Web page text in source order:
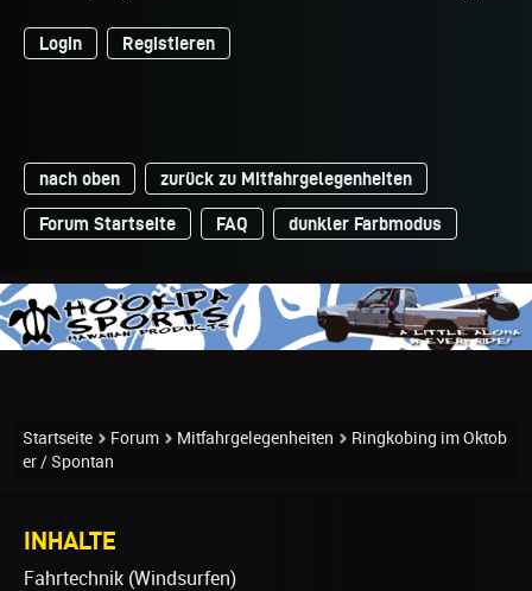
Login Registieren
nach oben zurück zu Mitfahrgelegenheiten
Forum Startseite FAQ dunkler Farbmodus
Startseite Forum Mitfahrgelegenheiten
Ringkobing im Oktob
er / Spontan
INHALTE
Fahrtechnik (Windsurfen)